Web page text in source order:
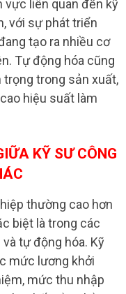
vực liên quan đến kỹ
với sự phát triển
tạo ra nhiều cơ
Tự động hóa cũng
trong sản xuất,
hiệu suất làm
KỸ SƯ CÔNG
thường cao hơn
biệt là trong các
tự động hóa. Kỹ
mức lương khởi
mức thu nhập